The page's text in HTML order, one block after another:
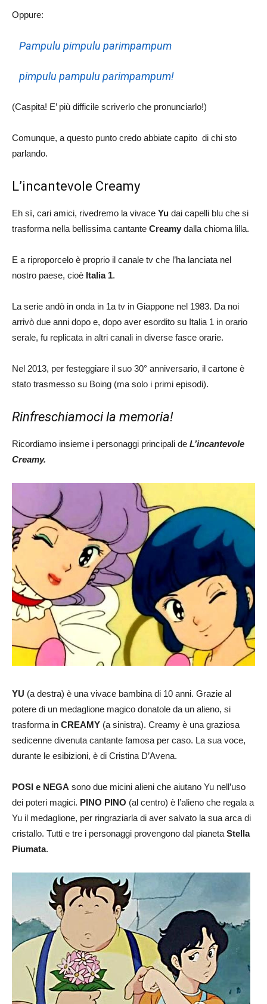
Oppure:
Pampulu pimpulu parimpampum
pimpulu pampulu parimpampum!
(Caspita! E’ più difficile scriverlo che pronunciarlo!)
Comunque, a questo punto credo abbiate capito di chi sto
parlando.
L’incantevole Creamy
Eh sì, cari amici, rivedremo la vivace Yu dai capelli blu che si
trasforma nella bellissima cantante Creamy dalla chioma lilla.
E a riproporcelo è proprio il canale tv che l’ha lanciata nel
nostro paese, cioè Italia 1.
La serie andò in onda in 1a tv in Giappone nel 1983. Da noi
arrivò due anni dopo e, dopo aver esordito su Italia 1 in orario
serale, fu replicata in altri canali in diverse fasce orarie.
Nel 2013, per festeggiare il suo 30° anniversario, il cartone è
stato trasmesso su Boing (ma solo i primi episodi).
Rinfreschiamoci la memoria!
Ricordiamo insieme i personaggi principali de L’incantevole
Creamy.
YU (a destra) è una vivace bambina di 10 anni. Grazie al
potere di un medaglione magico donatole da un alieno, si
trasforma in CREAMY (a sinistra). Creamy è una graziosa
sedicenne divenuta cantante famosa per caso. La sua voce,
durante le esibizioni, è di Cristina D’Avena.
POSI e NEGA sono due micini alieni che aiutano Yu nell’uso
dei poteri magici. PINO PINO (al centro) è l’alieno che regala a
Yu il medaglione, per ringraziarla di aver salvato la sua arca di
cristallo. Tutti e tre i personaggi provengono dal pianeta Stella
Piumata.